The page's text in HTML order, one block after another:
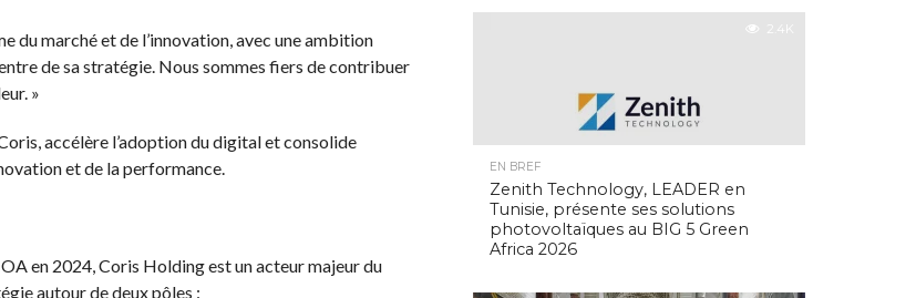
du marché et de l’innovation, avec une ambition
de sa stratégie. Nous sommes fiers de contribuer
»
accélère l’adoption du digital et consolide
et de la performance.
en 2024, Coris Holding est un acteur majeur du
autour de deux pôles :
2.4K
EN BREF
Zenith Technology, LEADER en
Tunisie, présente ses solutions
photovoltaïques au BIG 5 Green
Africa 2026